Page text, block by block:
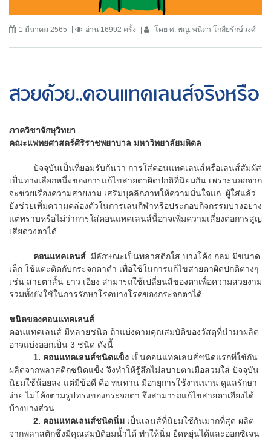
1 มีนาคม 2565 อ่าน 16992 ครั้ง โดย ศ. พญ. พนิดา โกสียรักษ์วงศ์
สวยด้วย..คอนแทคเลนส์จริงหรือ
ภาควิชาจักษุวิทยา
คณะแพทยศาสตร์ศิริราชพยาบาล มหาวิทยาลัยมหิดล
ปัจจุบันเป็นที่ยอมรับกันว่า การใส่คอนแทคเลนส์หรือเลนส์สัมผัส
เป็นทางเลือกหนึ่งของการแก้ไขสายตาผิดปกติที่นิยมกัน เพราะนอกจาก
จะช่วยเรื่องความสวยงาม เสริมบุคลิกภาพให้ความมั่นใจแก่ ผู้ใส่แล้ว
ยังช่วยเพิ่มความคล่องตัวในการเล่นกีฬาหรือประกอบกิจกรรมบางอย่าง
แต่ทราบหรือไม่ว่าการใส่คอนแทคเลนส์นี้อาจเพิ่มความเสี่ยงต่อการสูญ
เสียดวงตาได้
คอนแทคเลนส์ มีลักษณะเป็นพลาสติกใส บางโค้ง กลม มีขนาด
เล็ก ใช้แตะติดกับกระจกตาดำ เพื่อใช้ในการแก้ไขสายตาผิดปกติต่างๆ
เช่น สายตาสั้น ยาว เอียง สามารถใช้เปลี่ยนสีของตาเพื่อความสวยงาม
รวมทั้งยังใช้ในการรักษาโรคบางโรคของกระจกตาได้
ชนิดของคอนแทคเลนส์
คอนแทคเลนส์ มีหลายชนิด ถ้าแบ่งตามคุณสมบัติของวัสดุที่นำมาผลิต
อาจแบ่งออกเป็น 3 ชนิด ดังนี้
1. คอนแทคเลนส์ชนิดแข็ง เป็นคอนแทคเลนส์ชนิดแรกที่ใช้กัน
ผลิตจากพลาสติกชนิดแข็ง จึงทำให้รู้สึกไม่สบายตาเมื่อสวมใส่ ปัจจุบัน
นิยมใช้น้อยลง แต่มีข้อดี คือ ทนทาน มีอายุการใช้งานนาน ดูแลรักษา
ง่าย ไม่โค้งตามรูปทรงของกระจกตา จึงสามารถแก้ไขสายตาเอียงได้
บ้างบางส่วน
2. คอนแทคเลนส์ชนิดนิ่ม เป็นเลนส์ที่นิยมใช้กันมากที่สุด ผลิต
จากพลาสติกซึ่งมีคุณสมบัติอมน้ำได้ ทำให้นิ่ม ยืดหยุ่นได้และออกซิเจน